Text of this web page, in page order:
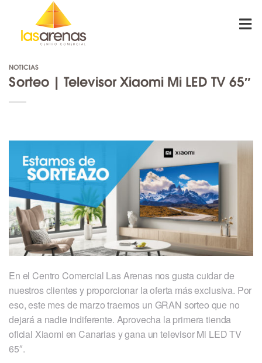
content
NOTICIAS
Sorteo | Televisor Xiaomi Mi LED TV 65″
En el Centro Comercial Las Arenas nos gusta cuidar de
nuestros clientes y proporcionar la oferta más exclusiva. Por
eso, este mes de marzo traemos un GRAN sorteo que no
dejará a nadie indiferente. Aprovecha la primera tienda
oficial Xiaomi en Canarias y gana un televisor Mi LED TV
65″.